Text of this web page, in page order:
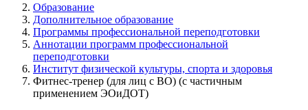
Образование
Дополнительное образование
Программы профессиональной переподготовки
Аннотации программ профессиональной
переподготовки
Институт физической культуры, спорта и здоровья
Фитнес-тренер (для лиц с ВО) (с частичным
применением ЭОиДОТ)